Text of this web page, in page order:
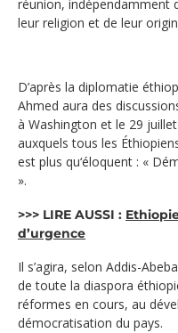
réunion, indépendamment
leur religion et de leur
D’après la diplomatie
Ahmed aura des
à Washington et le 29
auxquels tous les
est plus qu‘éloquent : «
».
>>> LIRE AUSSI :
d’urgence
Il s’agira, selon Addis-
de toute la diaspora
réformes en cours, au
démocratisation du pays.